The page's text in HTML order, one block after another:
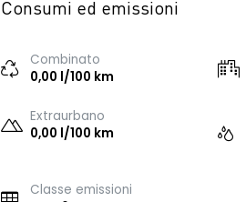
Consumi ed emissioni
Combinato
0,00 l/100 km
Extraurbano
0,00 l/100 km
Classe emissioni